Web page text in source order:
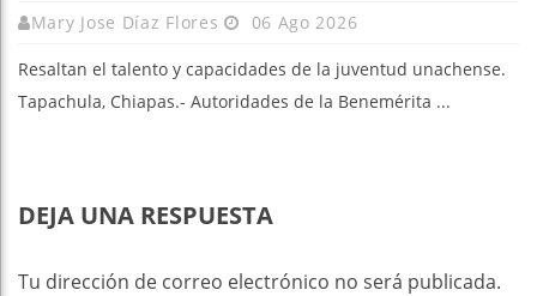
Mary Jose Díaz Flores 06 Ago 2026
Resaltan el talento y capacidades de la juventud unachense.
Tapachula, Chiapas.- Autoridades de la Benemérita ...
DEJA UNA RESPUESTA
Tu dirección de correo electrónico no será publicada.